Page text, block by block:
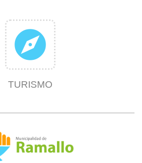
explore
TURISMO